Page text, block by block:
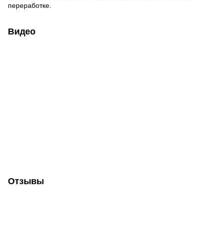
переработке.
Видео
Отзывы